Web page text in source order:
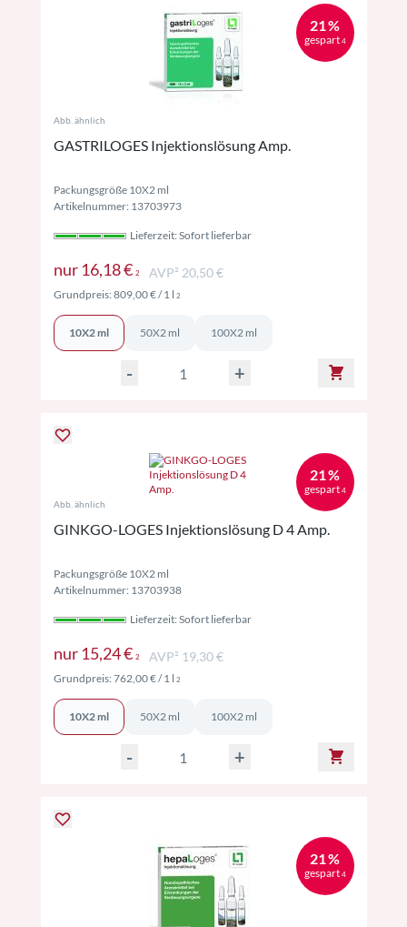
21 %
gespart 4
Abb. ähnlich
GASTRILOGES Injektionslösung Amp.
Packungsgröße 10X2 ml
Artikelnummer: 13703973
Lieferzeit: Sofort lieferbar
nur 16,18 € 2Preise inkl. MwSt. ggf. zzgl. Versand
AVP² 20,50 €
Grundpreis:809,00 €/ 1 l 2Preise inkl. MwSt. ggf. zzgl. Versand
10X2 ml 50X2 ml 100X2 ml
- +
21 %
gespart 4
Abb. ähnlich
GINKGO-LOGES Injektionslösung D 4 Amp.
Packungsgröße 10X2 ml
Artikelnummer: 13703938
Lieferzeit: Sofort lieferbar
nur 15,24 € 2Preise inkl. MwSt. ggf. zzgl. Versand
AVP² 19,30 €
Grundpreis:762,00 €/ 1 l 2Preise inkl. MwSt. ggf. zzgl. Versand
10X2 ml 50X2 ml 100X2 ml
- +
21 %
gespart 4